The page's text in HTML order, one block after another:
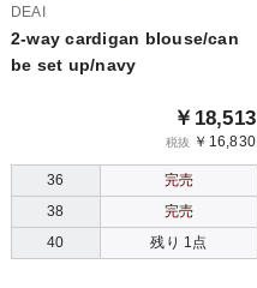
DEAI
2-way cardigan blouse/can
be set up/navy
￥18,513
税抜 ￥16,830
36
完売
38
完売
40
残り 1点